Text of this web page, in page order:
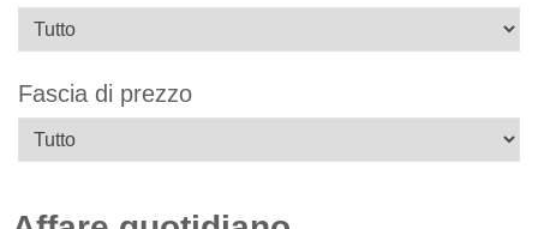
Fascia di prezzo